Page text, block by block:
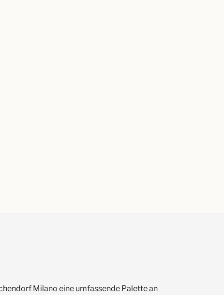
Milano eine umfassende Palette an